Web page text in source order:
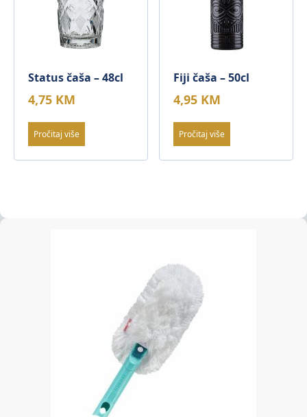
Status čaša – 48cl
4,75 KM
Pročitaj više
Fiji čaša – 50cl
4,95 KM
Pročitaj više